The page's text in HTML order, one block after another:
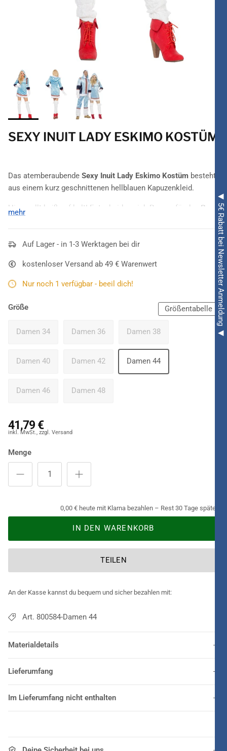
◀ 5€ Rabatt bei Newsletter Anmeldung ◀
SEXY INUIT LADY ESKIMO KOSTÜM
Das atemberaubende Sexy Inuit Lady Eskimo Kostüm besteht
aus einem kurz geschnittenen hellblauen Kapuzenkleid.
Hier prallt heiß auf kalt! Entscheiden sich Damen für das Sexy
kurz geschnittenen Kleides. Jenes ist größtenteils in dieser
befindet sich weißes Fell und die bunt-gemusterten Borten
mehreren Stellen des Kostüms ziehen die Blicke ebenfalls auf
mehr
Auf Lager - in 1-3 Werktagen bei dir
kostenloser Versand ab 49 € Warenwert
Nur noch 1 verfügbar - beeil dich!
Größe Größentabelle
Damen 34 Damen 36 Damen 38
Damen 40 Damen 42 Damen 44
Damen 46 Damen 48
41,79 €
Menge
0,00 € heute mit Klarna bezahlen – Rest 30 Tage später.
IN DEN WARENKORB
TEILEN
An der Kasse kannst du bequem und sicher bezahlen mit:
Art. 800584-Damen 44
Materialdetails
Lieferumfang
Im Lieferumfang nicht enthalten